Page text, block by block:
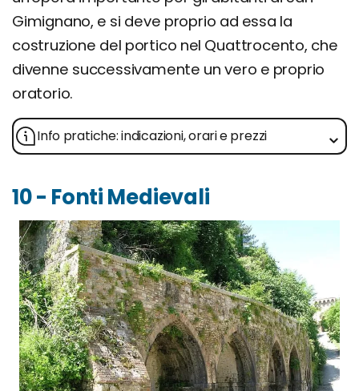
Gimignano, e si deve proprio ad essa la
costruzione del portico nel Quattrocento, che
divenne successivamente un vero e proprio
oratorio.
Info pratiche: indicazioni, orari e prezzi
10 - Fonti Medievali